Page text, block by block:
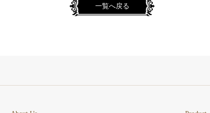
一覧へ戻る